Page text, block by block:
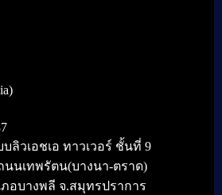
บลิวเอชเอ ทาวเวอร์ ชั้นที่ 9
นนเทพรัตน(บางนา-ตราด)
อบางพลี จ.สมุทรปราการ